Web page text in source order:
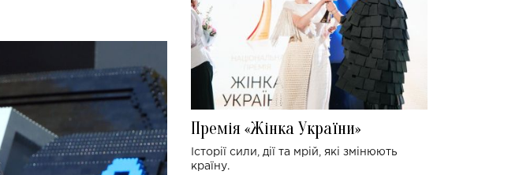
Премія «Жінка України»
Історії сили, дії та мрій, які змінюють
країну.